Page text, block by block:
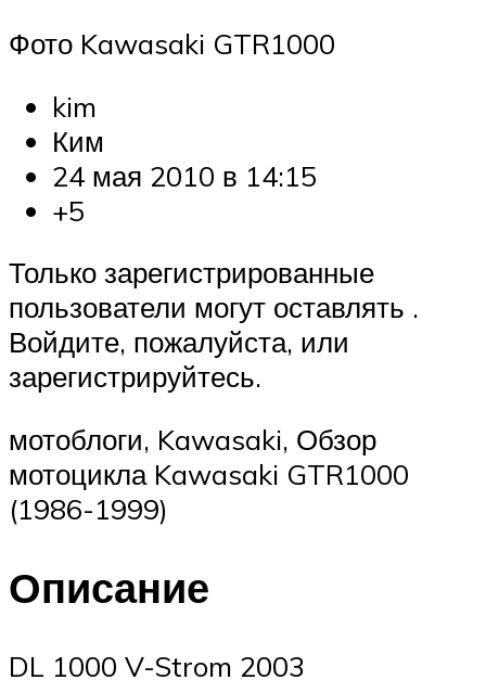
Фото Kawasaki GTR1000
kim
Ким
24 мая 2010 в 14:15
+5
Только зарегистрированные
пользователи могут оставлять .
Войдите, пожалуйста, или
зарегистрируйтесь.
мотоблоги, Kawasaki, Обзор
мотоцикла Kawasaki GTR1000
(1986-1999)
Описание
DL 1000 V-Strom 2003